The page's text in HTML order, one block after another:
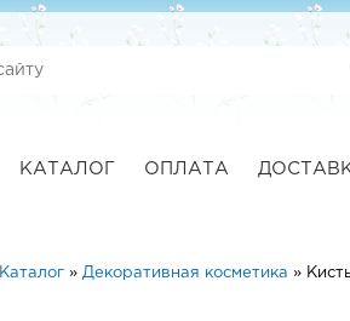
КАТАЛОГ ОПЛАТА
Каталог» Декоративная косметика »